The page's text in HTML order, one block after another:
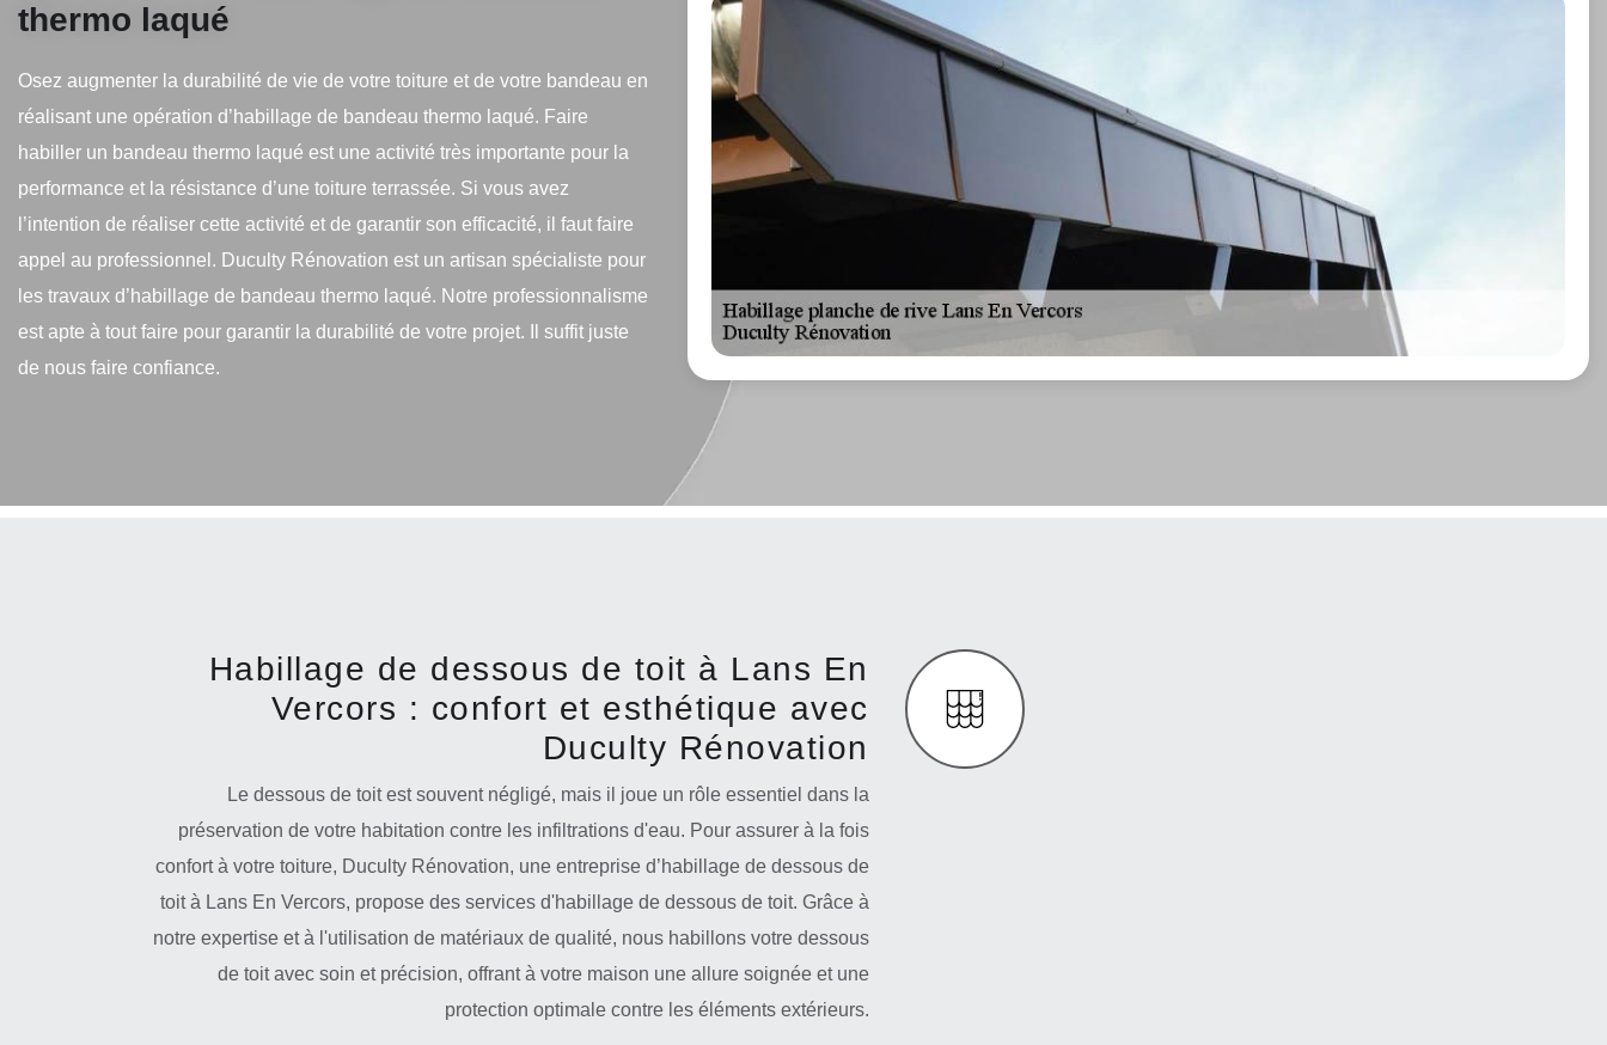
thermo laqué
Osez augmenter la durabilité de vie de votre toiture et de votre bandeau en
réalisant une opération d’habillage de bandeau thermo laqué. Faire
habiller un bandeau thermo laqué est une activité très importante pour la
performance et la résistance d’une toiture terrassée. Si vous avez
l’intention de réaliser cette activité et de garantir son efficacité, il faut faire
appel au professionnel. Duculty Rénovation est un artisan spécialiste pour
les travaux d’habillage de bandeau thermo laqué. Notre professionnalisme
est apte à tout faire pour garantir la durabilité de votre projet. Il suffit juste
de nous faire confiance.
Habillage de dessous de toit à Lans En
Vercors : confort et esthétique avec
Duculty Rénovation
Le dessous de toit est souvent négligé, mais il joue un rôle essentiel dans la
préservation de votre habitation contre les infiltrations d'eau. Pour assurer à la fois
confort à votre toiture, Duculty Rénovation, une entreprise d’habillage de dessous de
toit à Lans En Vercors, propose des services d'habillage de dessous de toit. Grâce à
notre expertise et à l'utilisation de matériaux de qualité, nous habillons votre dessous
de toit avec soin et précision, offrant à votre maison une allure soignée et une
protection optimale contre les éléments extérieurs.